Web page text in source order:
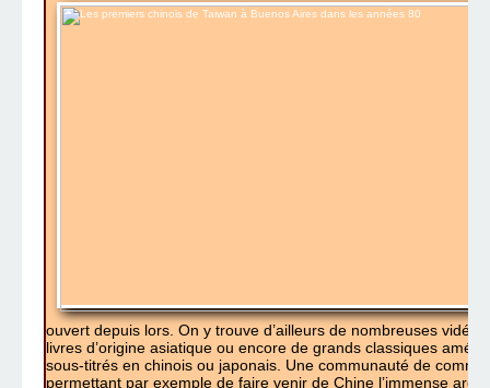
ouvert depuis lors. On y trouve d’ailleurs de nombreuses
livres d’origine asiatique ou encore de grands classiques
sous-titrés en chinois ou japonais. Une communauté de
permettant par exemple de faire venir de Chine l’immense